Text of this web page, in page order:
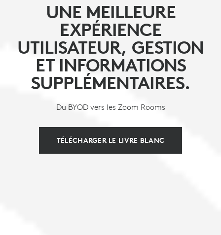
UNE MEILLEURE
EXPÉRIENCE
UTILISATEUR, GESTION
ET INFORMATIONS
SUPPLÉMENTAIRES.
Du BYOD vers les Zoom Rooms
TÉLÉCHARGER LE LIVRE BLANC